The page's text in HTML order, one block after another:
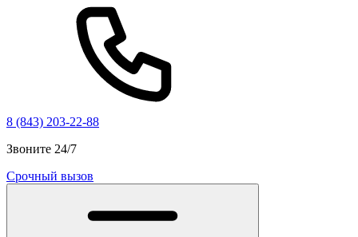
8 (843) 203-22-88
Звоните 24/7
Срочный вызов